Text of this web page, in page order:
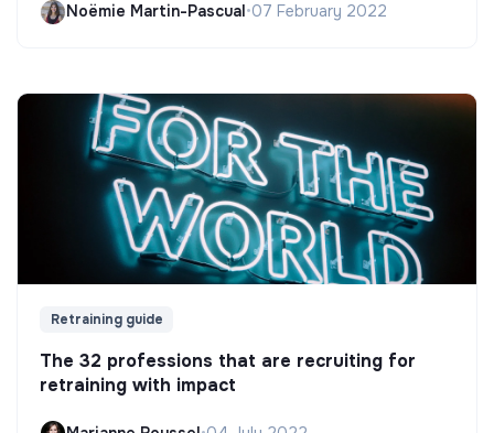
Noëmie Martin-Pascual•07 February 2022
Retraining guide
The 32 professions that are recruiting for
retraining with impact